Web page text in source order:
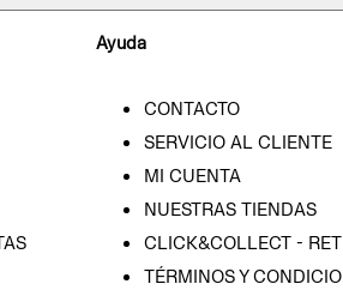
Ayuda
CONTACTO
SERVICIO AL CLIENTE
MI CUENTA
NUESTRAS TIENDAS
CLICK&COLLECT -
TÉRMINOS Y